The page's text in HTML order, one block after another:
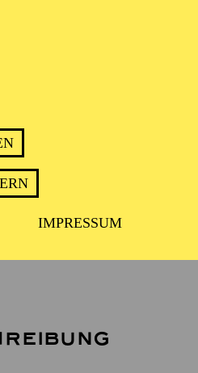
IMPRESSUM
ab 16 Jahren